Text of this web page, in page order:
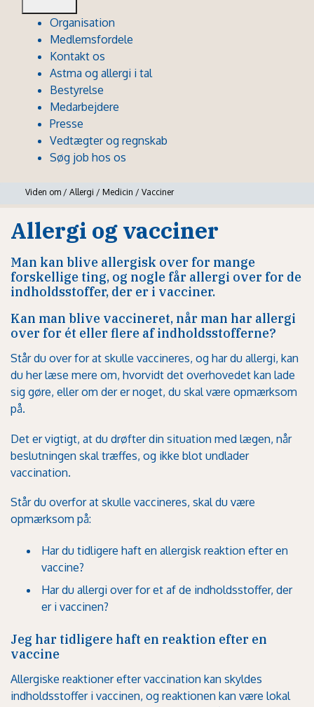
Organisation
Medlemsfordele
Kontakt os
Astma og allergi i tal
Bestyrelse
Medarbejdere
Presse
Vedtægter og regnskab
Søg job hos os
Viden om / Allergi / Medicin / Vacciner
Allergi og vacciner
Man kan blive allergisk over for mange
forskellige ting, og nogle får allergi over for de
indholdsstoffer, der er i vacciner.
Kan man blive vaccineret, når man har allergi
over for ét eller flere af indholdsstofferne?
Står du over for at skulle vaccineres, og har du allergi, kan
du her læse mere om, hvorvidt det overhovedet kan lade
sig gøre, eller om der er noget, du skal være opmærksom
på.
Det er vigtigt, at du drøfter din situation med lægen, når
beslutningen skal træffes, og ikke blot undlader
vaccination.
Står du overfor at skulle vaccineres, skal du være
opmærksom på:
Har du tidligere haft en allergisk reaktion efter en
vaccine?
Har du allergi over for et af de indholdsstoffer, der
er i vaccinen?
Jeg har tidligere haft en reaktion efter en
vaccine
Allergiske reaktioner efter vaccination kan skyldes
indholdsstoffer i vaccinen, og reaktionen kan være lokal